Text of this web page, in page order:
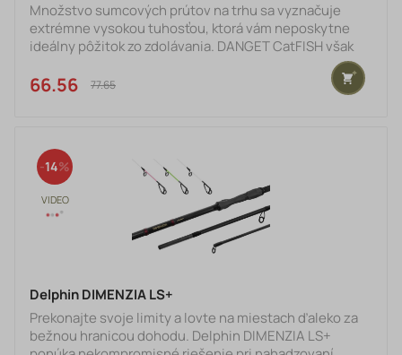
Množstvo sumcových prútov na trhu sa vyznačuje
extrémne vysokou tuhosťou, ktorá vám neposkytne
ideálny pôžitok zo zdolávania. DANGET CatFISH však
vyznačuje veľkou silou a zároveň disponuje
vrhacou záťažou 350g dáva prútu predpoklady pre
zdolanie tých najväčších p
66.56 €77.65 €
14
Delphin DIMENZIA LS+
Prekonajte svoje limity a lovte na miestach ďaleko za
bežnou hranicou dohodu. Delphin DIMENZIA LS+